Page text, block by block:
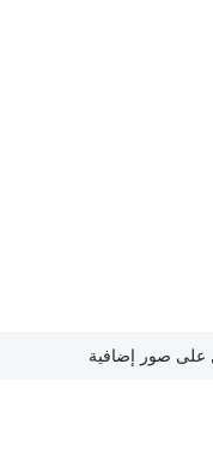
صور إضافية